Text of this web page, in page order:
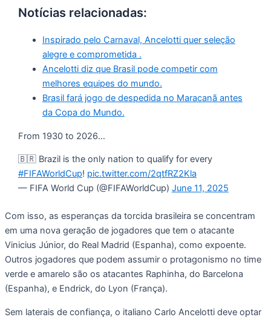
Notícias relacionadas:
Inspirado pelo Carnaval, Ancelotti quer seleção
alegre e comprometida .
Ancelotti diz que Brasil pode competir com
melhores equipes do mundo.
Brasil fará jogo de despedida no Maracanã antes
da Copa do Mundo.
From 1930 to 2026…
🇧🇷 Brazil is the only nation to qualify for every
#FIFAWorldCup! pic.twitter.com/2qtfRZ2Kla
— FIFA World Cup (@FIFAWorldCup) June 11, 2025
Com isso, as esperanças da torcida brasileira se concentram
em uma nova geração de jogadores que tem o atacante
Vinicius Júnior, do Real Madrid (Espanha), como expoente.
Outros jogadores que podem assumir o protagonismo no time
verde e amarelo são os atacantes Raphinha, do Barcelona
(Espanha), e Endrick, do Lyon (França).
Sem laterais de confiança, o italiano Carlo Ancelotti deve optar